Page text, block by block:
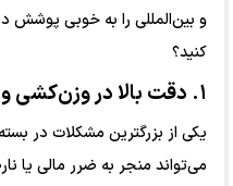
و بین‌المللی را به خوبی پوشش
کنید؟
۱. دقت بالا در وزن‌کشی و پرکردن
یکی از بزرگترین مشکلات در
می‌تواند منجر به ضرر مالی یا